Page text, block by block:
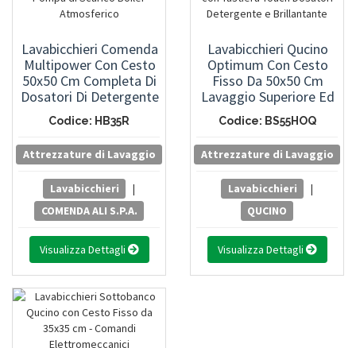
Lavabicchieri Comenda
Multipower Con Cesto
50x50 Cm Completa Di
Dosatori Di Detergente
E Brillantante Pompa Di
Scarico Boiler
Atmosferico
Codice: HB35R
Attrezzature di Lavaggio
Lavabicchieri
|
COMENDA ALI S.P.A.
Visualizza Dettagli
Lavabicchieri Qucino
Optimum Con Cesto
Fisso Da 50x50 Cm
Lavaggio Superiore Ed
Inferiore Comandi
Elettronici Con Tastiera
Touch Dosatori
Detergente E
Brillantante
Codice: BS55HOQ
Attrezzature di Lavaggio
Lavabicchieri
|
QUCINO
Visualizza Dettagli